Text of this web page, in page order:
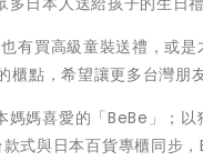
有買高級童裝送禮，或
點，希望讓更多台灣朋
媽媽喜愛的「BeBe」；
與日本百貨專櫃同步，